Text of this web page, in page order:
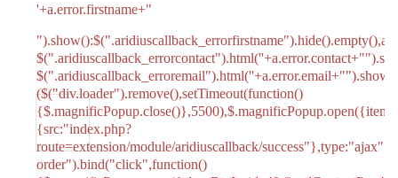
'+a.error.firstname+"
$(".aridiuscallback_errorcontact").html(''+a.error.contact+"
$(".aridiuscallback_erroremail").html(''+a.error.email+"
($("div.loader").remove(),setTimeout(function()
{$.magnificPopup.close()},5500),$.magnificPopup.open({items:
{src:"index.php?
route=extension/module/aridiuscallback/
order").bind("click",function()